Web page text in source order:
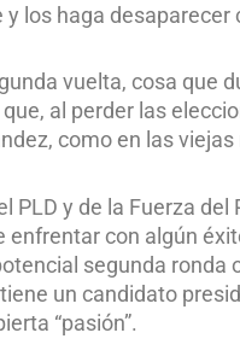
los haga
vuelta, cosa que
al perder las
como en las
PLD y de la Fuerza
enfrentar con algún
segunda ronda
un candidato
“pasión”.